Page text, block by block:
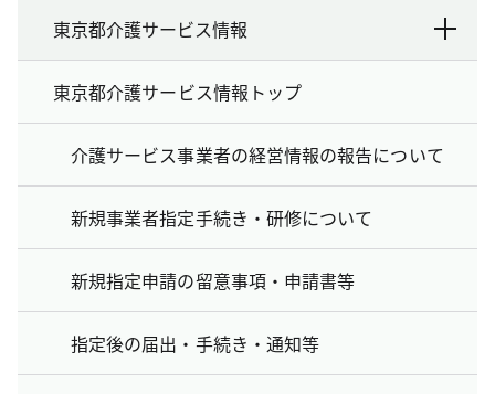
東京都介護サービス情報
東京都介護サービス情報トップ
介護サービス事業者の経営情報の報告について
新規事業者指定手続き・研修について
新規指定申請の留意事項・申請書等
指定後の届出・手続き・通知等